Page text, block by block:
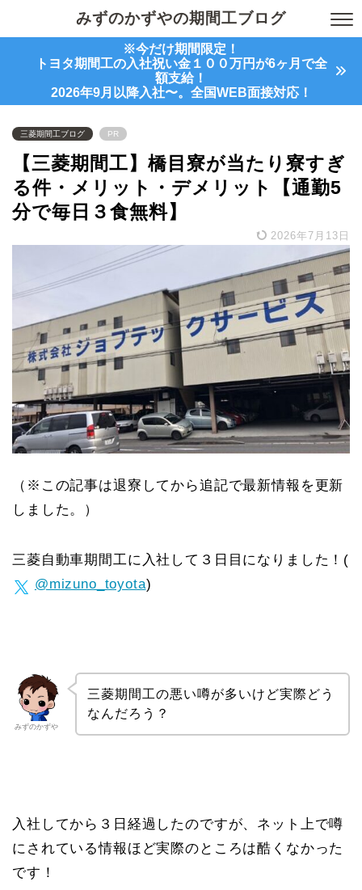
みずのかずやの期間工ブログ
※今だけ期間限定！
トヨタ期間工の入社祝い金１００万円が6ヶ月で全
額支給！
2026年9月以降入社〜。全国WEB面接対応！
三菱期間工ブログ PR
【三菱期間工】橋目寮が当たり寮すぎ
る件・メリット・デメリット【通勤5
分で毎日３食無料】
2026年7月13日
（※この記事は退寮してから追記で最新情報を更新
しました。）
三菱自動車期間工に入社して３日目になりました！(
@mizuno_toyota)
みずのかずや
三菱期間工の悪い噂が多いけど実際どう
なんだろう？
入社してから３日経過したのですが、ネット上で噂
にされている情報ほど実際のところは酷くなかった
です！